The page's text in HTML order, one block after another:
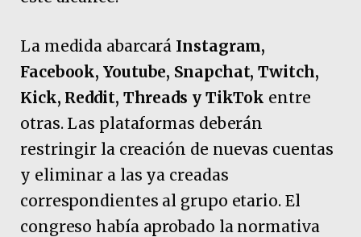
La medida abarcará Instagram,
Facebook, Youtube, Snapchat, Twitch,
Kick, Reddit, Threads y TikTok entre
otras. Las plataformas deberán
restringir la creación de nuevas cuentas
y eliminar a las ya creadas
correspondientes al grupo etario. El
congreso había aprobado la normativa